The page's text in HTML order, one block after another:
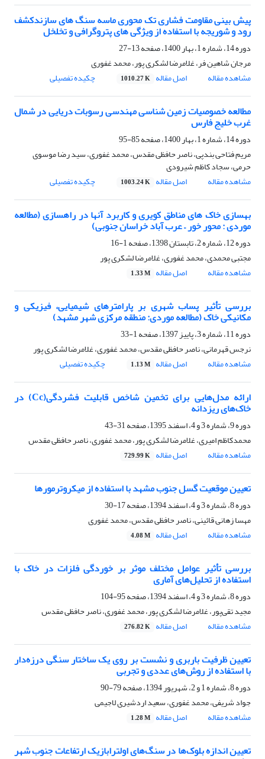
پیش بینی مقاومت فشاری تک محوری ماسه سنگ های سازندکشف
رود و شوریجه با استفاده از ویژگی های پتروگرافی و تخلخل
دوره 14، شماره 1، بهار 1400، صفحه
13-27
مرجان شاهین فر، غلامرضا لشکری پور، محمد غفوری
مشاهده مقاله
اصل مقاله 1010.27 K چکیده تفصیلی
مطالعه خصوصیات زمین شناسی مهندسی رسوبات دریایی در شمال
غرب خلیج فارس
دوره 14، شماره 1، بهار 1400، صفحه
85-95
مریم فتاحی بندپی، ناصر حافظی مقدس، محمد غفوری، سید رضا موسوی
حرمی، سجاد کاظم شیرودی
مشاهده مقاله
اصل مقاله 1003.24 K چکیده تفصیلی
بهسازی خاک های مناطق کویری و کاربرد آنها در راهسازی (مطالعه
موردی : محور خور – عرب آباد خراسان جنوبی)
دوره 12، شماره 2، تابستان 1398، صفحه
1-16
مجتبی محمدی، محمد غفوری، غلامرضا لشکری پور
مشاهده مقاله
اصل مقاله 1.33 M
بررسی تأثیر پساب شهری بر پارامترهای شیمیایی، فیزیکی و
مکانیکی خاک (مطالعه موردی: منطقه مرکزی شهر مشهد)
دوره 11، شماره 3، پاییز 1397، صفحه
1-33
نرجس قهرمانی، ناصر حافظی مقدس، محمد غفوری، غلامرضا لشکری پور
مشاهده مقاله
اصل مقاله 1.13 M چکیده تفصیلی
ارائه مدل‌هایی برای تخمین شاخص قابلیت فشردگی(Cc) در
خاک‌های ریزدانه
دوره 9، شماره 3 و 4، اسفند 1395، صفحه
31-43
محمدکاظم امیری، غلامرضا لشکری پور، محمد غفوری، ناصر حافظی مقدس
مشاهده مقاله
اصل مقاله 729.99 K
تعیین موقعیت گسل جنوب مشهد با استفاده از میکروترمورها
دوره 8، شماره 3 و 4، اسفند 1394، صفحه
17-30
مهسا زهانی قائینی، ناصر حافظی مقدس، محمد غفوری
مشاهده مقاله
اصل مقاله 4.08 M
بررسی تأثیر عوامل مختلف موثر بر خوردگی فلزات در خاک با
استفاده از تحلیل‌های آماری
دوره 8، شماره 3 و 4، اسفند 1394، صفحه
95-104
مجید تقی‌پور، غلامرضا لشکری پور، محمد غفوری، ناصر حافظی مقدس
مشاهده مقاله
اصل مقاله 276.82 K
تعیین ظرفیت باربری و نشست بر روی یک ساختار سنگی درزه‌دار
با استفاده از روش‌های عددی و تجربی
دوره 8، شماره 1 و 2، شهریور 1394، صفحه
79-90
جواد شریفی، محمد غفوری، سعید اردشیری لاجیمی
مشاهده مقاله
اصل مقاله 1.28 M
تعیین اندازه بلوک‌ها در سنگ‌های اولترابازیک ارتفاعات جنوب شهر